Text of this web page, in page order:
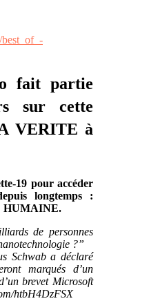
fait partie
sur cette
VERITE à
19 pour accéder
longtemps :
HUMAINE.
de personnes
?”
Schwab a déclaré
marqués d’un
brevet Microsoft
htbH4DzFSX